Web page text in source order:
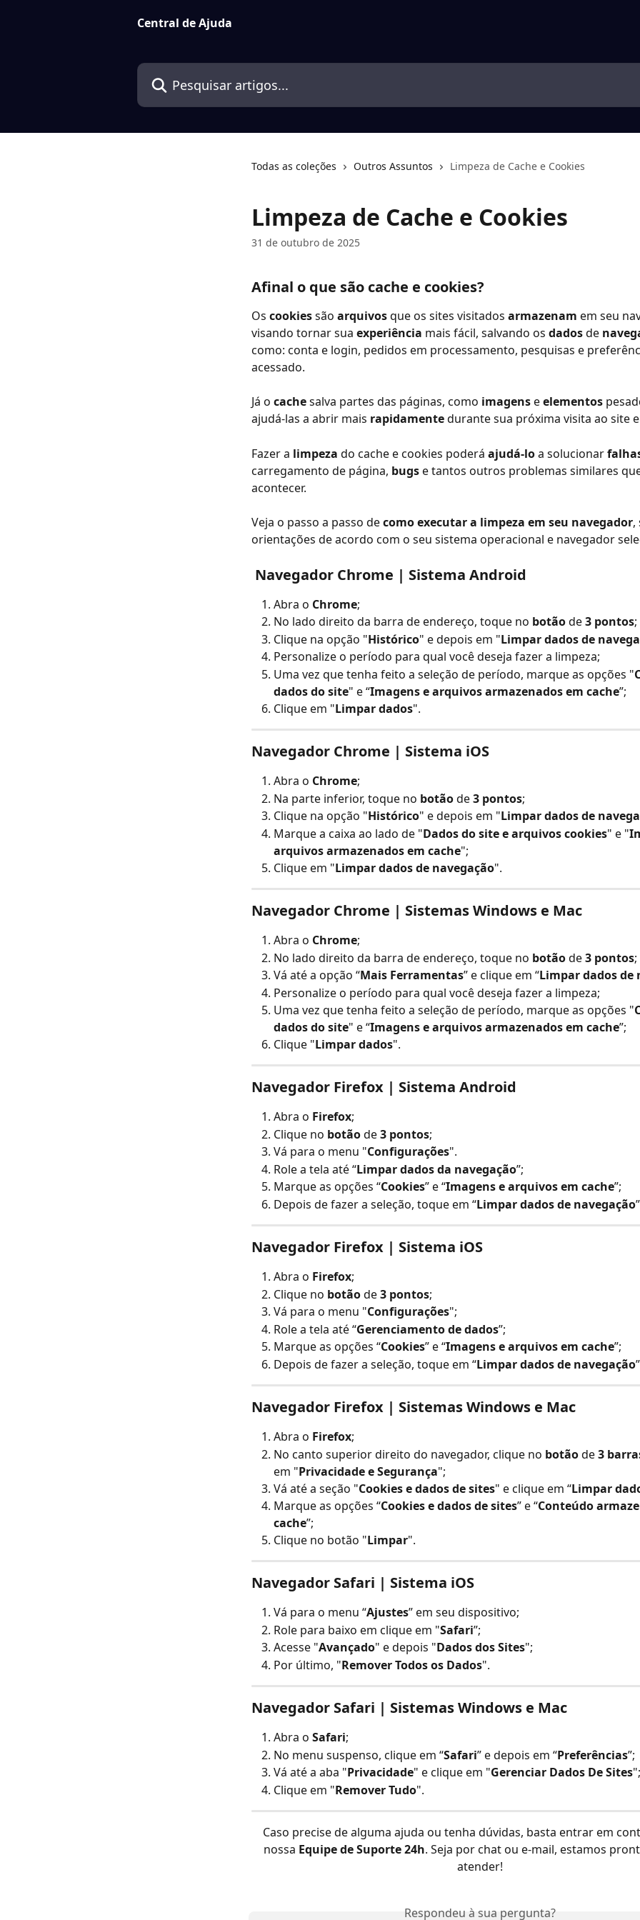
Central de Ajuda
Pesquisar artigos...
Todas as coleções Outros Assuntos Limpeza de Cache e Cookies
Limpeza de Cache e Cookies
31 de outubro de 2025
Afinal o que são cache e cookies?
Os cookies são arquivos que os sites visitados armazenam em seu
visando tornar sua experiência mais fácil, salvando os dados de
como: conta e login, pedidos em processamento, pesquisas e
acessado.
Já o cache salva partes das páginas, como imagens e elementos
ajudá-las a abrir mais rapidamente durante sua próxima visita ao site
Fazer a limpeza do cache e cookies poderá ajudá-lo a solucionar
carregamento de página, bugs e tantos outros problemas similares
acontecer.
Veja o passo a passo de como executar a limpeza em seu navegador,
orientações de acordo com o seu sistema operacional e navegador
Navegador Chrome | Sistema Android
Abra o Chrome;
No lado direito da barra de endereço, toque no botão de 3 pontos;
Clique na opção "Histórico" e depois em "Limpar dados de
Personalize o período para qual você deseja fazer a limpeza;
Uma vez que tenha feito a seleção de período, marque as opções "
dados do site" e “Imagens e arquivos armazenados em cache”;
Clique em "Limpar dados".
Navegador Chrome | Sistema iOS
Abra o Chrome;
Na parte inferior, toque no botão de 3 pontos;
Clique na opção "Histórico" e depois em "Limpar dados de
Marque a caixa ao lado de "Dados do site e arquivos cookies" e "
arquivos armazenados em cache";
Clique em "Limpar dados de navegação".
Navegador Chrome | Sistemas Windows e Mac
Abra o Chrome;
No lado direito da barra de endereço, toque no botão de 3 pontos;
Vá até a opção “Mais Ferramentas” e clique em “Limpar dados de
Personalize o período para qual você deseja fazer a limpeza;
Uma vez que tenha feito a seleção de período, marque as opções "
dados do site" e “Imagens e arquivos armazenados em cache”;
Clique "Limpar dados".
Navegador Firefox | Sistema Android
Abra o Firefox;
Clique no botão de 3 pontos;
Vá para o menu "Configurações".
Role a tela até “Limpar dados da navegação”;
Marque as opções “Cookies” e “Imagens e arquivos em cache”;
Depois de fazer a seleção, toque em “Limpar dados de navegação
Navegador Firefox | Sistema iOS
Abra o Firefox;
Clique no botão de 3 pontos;
Vá para o menu "Configurações";
Role a tela até “Gerenciamento de dados”;
Marque as opções “Cookies” e “Imagens e arquivos em cache”;
Depois de fazer a seleção, toque em “Limpar dados de navegação
Navegador Firefox | Sistemas Windows e Mac
Abra o Firefox;
No canto superior direito do navegador, clique no botão de 3
em "Privacidade e Segurança";
Vá até a seção "Cookies e dados de sites" e clique em “Limpar
Marque as opções “Cookies e dados de sites” e “Conteúdo
cache”;
Clique no botão "Limpar".
Navegador Safari | Sistema iOS
Vá para o menu “Ajustes” em seu dispositivo;
Role para baixo em clique em "Safari”;
Acesse "Avançado" e depois "Dados dos Sites";
Por último, "Remover Todos os Dados".
Navegador Safari | Sistemas Windows e Mac
Abra o Safari;
No menu suspenso, clique em “Safari” e depois em “Preferências”;
Vá até a aba "Privacidade" e clique em "Gerenciar Dados De Sites";
Clique em "Remover Tudo".
Caso precise de alguma ajuda ou tenha dúvidas, basta entrar em
nossa Equipe de Suporte 24h. Seja por chat ou e-mail, estamos
atender!
Respondeu à sua pergunta?